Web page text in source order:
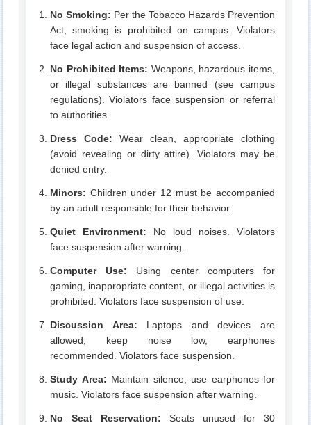
No Smoking: Per the Tobacco Hazards Prevention
Act, smoking is prohibited on campus. Violators
face legal action and suspension of access.
No Prohibited Items: Weapons, hazardous items,
or illegal substances are banned (see campus
regulations). Violators face suspension or referral
to authorities.
Dress Code: Wear clean, appropriate clothing
(avoid revealing or dirty attire). Violators may be
denied entry.
Minors: Children under 12 must be accompanied
by an adult responsible for their behavior.
Quiet Environment: No loud noises. Violators
face suspension after warning.
Computer Use: Using center computers for
gaming, inappropriate content, or illegal activities is
prohibited. Violators face suspension of use.
Discussion Area: Laptops and devices are
allowed; keep noise low, earphones
recommended. Violators face suspension.
Study Area: Maintain silence; use earphones for
music. Violators face suspension after warning.
No Seat Reservation: Seats unused for 30